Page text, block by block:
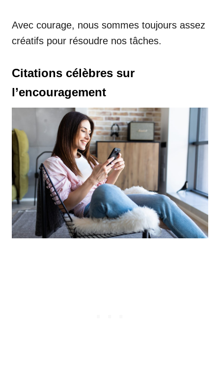
Avec courage, nous sommes toujours assez
créatifs pour résoudre nos tâches.
Citations célèbres sur
l’encouragement